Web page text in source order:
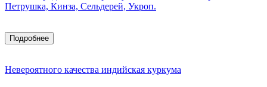
Петрушка, Кинза, Сельдерей, Укроп.
Подробнее
Невероятного качества индийская куркума